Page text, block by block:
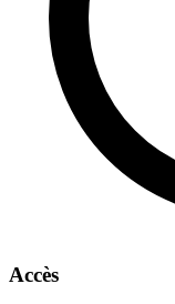
Accès